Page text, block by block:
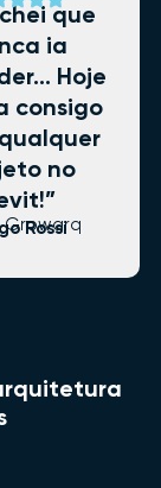
que
ia
Hoje
consigo
no
Rossi
Growarq